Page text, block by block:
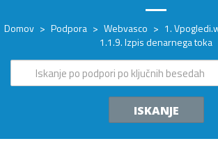
Domov > Podpora > Webvasco > 1.
1.1.9. Izpis denarnega toka
ISKANJE